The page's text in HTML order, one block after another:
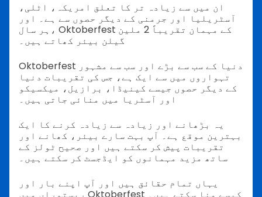
ان میں سے زیادہ تر کا تعلق امریکہ، اٹلی،
آسٹریلیا اور جرمنی کے دیگر حصوں سے ہے۔ اور
ہر سال، Oktoberfest کے مہمان تقریباً 2 ملین
گیلن بیئر کھاتے ہیں۔
Oktoberfest دنیا کے سب سے بڑے اور سب سے مشہور
تہواروں میں سے ایک ہے، جس کی تقریبات دنیا
کے دیگر حصوں جیسے کینیڈا، برازیل، میکسیکو
اور آسٹریا میں منائی جاتی ہیں۔
یہ بڑھانے اور زیادہ سے زیادہ کرنے کا ایک
بہترین موقع ہے۔ آپ بہت سارے بیئر، کھانے اور
تقریبات پیش کر سکتے ہیں اور صحیح ٹولز کے
ساتھ مزید مہمانوں کو ایڈجسٹ کر سکتے ہیں۔
یہاں تمام حقائق ہیں اور آپ اپنے بار اور